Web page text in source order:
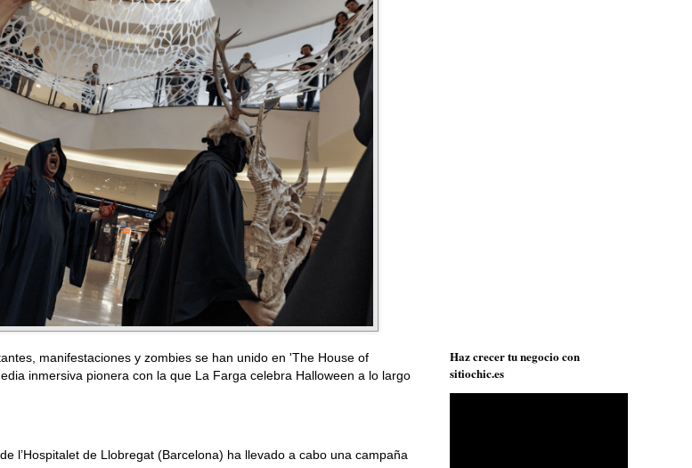
manifestaciones y zombies se han unido en 'The House of
inmersiva pionera con la que La Farga celebra Halloween a lo largo
l’Hospitalet de Llobregat (Barcelona) ha llevado a cabo una campaña
Haz crecer tu negocio con
sitiochic.es